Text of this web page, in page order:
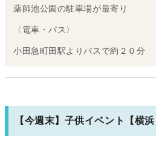
薬師池公園の駐車場が最寄り
〈電車・バス〉
小田急町田駅よりバスで約２０分
【今週末】子供イベント【横浜